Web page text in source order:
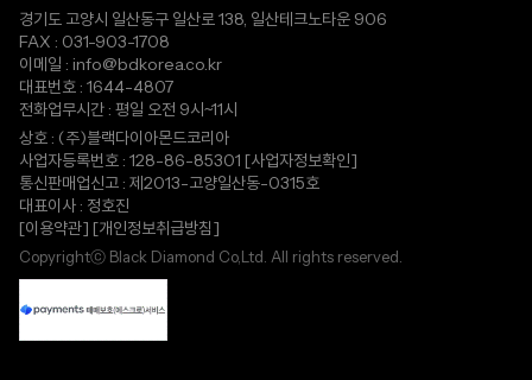
경기도 고양시 일산동구 일산로 138, 일산테크노타운 906
FAX : 031-903-1708
이메일 : info@bdkorea.co.kr
대표번호 : 1644-4807
전화업무시간 : 평일 오전 9시~11시
상호 : (주)블랙다이아몬드코리아
사업자등록번호 : 128-86-85301 [사업자정보확인]
통신판매업신고 : 제2013-고양일산동-0315호
대표이사 : 정호진
[이용약관] [개인정보취급방침]
Copyrightⓒ Black Diamond Co,Ltd. All rights reserved.